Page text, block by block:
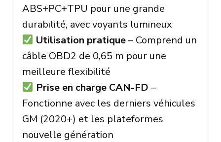
ABS+PC+TPU pour une grande
durabilité, avec voyants lumineux
Utilisation pratique– Comprend un
câble OBD2 de 0,65 m pour une
meilleure flexibilité
Prise en charge CAN-FD –
Fonctionne avec les derniers véhicules
GM (2020+) et les plateformes
nouvelle génération